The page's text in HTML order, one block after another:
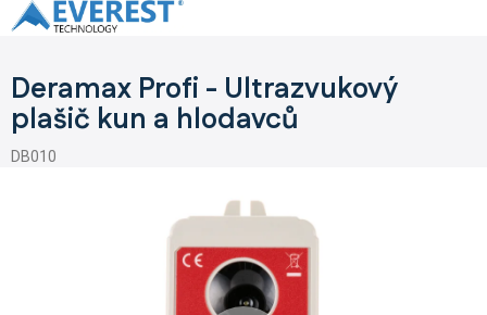
Přejít
na
Deramax Profi - Ultrazvukový
plašič kun a hlodavců
DB010